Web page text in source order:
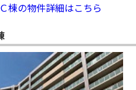
棟の物件詳細はこちら